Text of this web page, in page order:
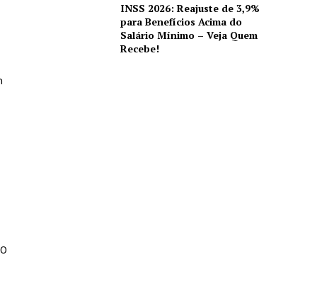
INSS 2026: Reajuste de 3,9%
para Benefícios Acima do
Salário Mínimo – Veja Quem
Recebe!